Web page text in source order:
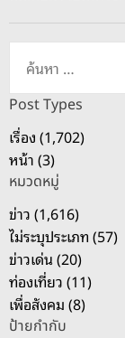
ห
สำ
ห
รั
บ
:
Post Types
เรื่อง (1,702)
หน้า (3)
หมวดหมู่
ข่าว (1,616)
ไม่ระบุประเภท (57)
ข่าวเด่น (20)
ท่องเที่ยว (11)
เพื่อสังคม (8)
ป้ายกำกับ